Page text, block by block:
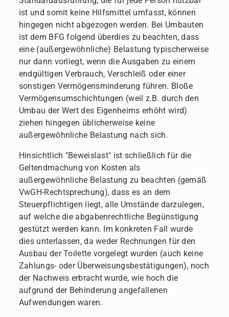
ist und somit keine Hilfsmittel umfasst, können
hingegen nicht abgezogen werden. Bei Umbauten
ist dem BFG folgend überdies zu beachten, dass
eine (außergewöhnliche) Belastung typischerweise
nur dann vorliegt, wenn die Ausgaben zu einem
endgültigen Verbrauch, Verschleiß oder einer
sonstigen Vermögensminderung führen. Bloße
Vermögensumschichtungen (weil z.B. durch den
Umbau der Wert des Eigenheims erhöht wird)
ziehen hingegen üblicherweise keine
außergewöhnliche Belastung nach sich.
Hinsichtlich "Beweislast" ist schließlich für die
Geltendmachung von Kosten als
außergewöhnliche Belastung zu beachten (gemäß
VwGH-Rechtsprechung), dass es an dem
Steuerpflichtigen liegt, alle Umstände darzulegen,
auf welche die abgabenrechtliche Begünstigung
gestützt werden kann. Im konkreten Fall wurde
dies unterlassen, da weder Rechnungen für den
Ausbau der Toilette vorgelegt wurden (auch keine
Zahlungs- oder Überweisungsbestätigungen), noch
der Nachweis erbracht wurde, wie hoch die
aufgrund der Behinderung angefallenen
Aufwendungen waren.